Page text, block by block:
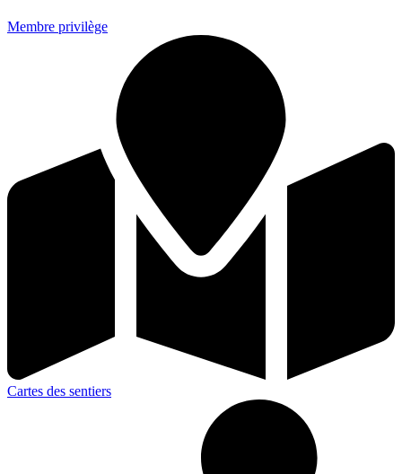
Membre privilège
Cartes des sentiers